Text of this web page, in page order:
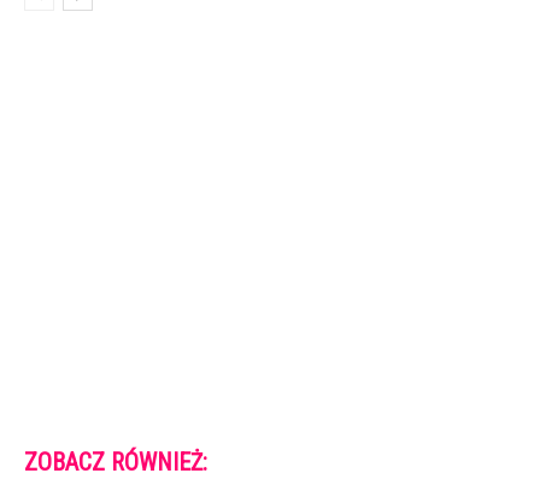
ZOBACZ RÓWNIEŻ: